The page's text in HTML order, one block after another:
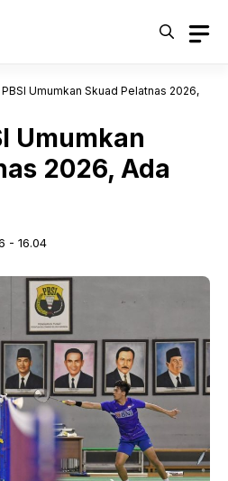
Umumkan Skuad Pelatnas 2026,
Umumkan
2026, Ada
- 16.04